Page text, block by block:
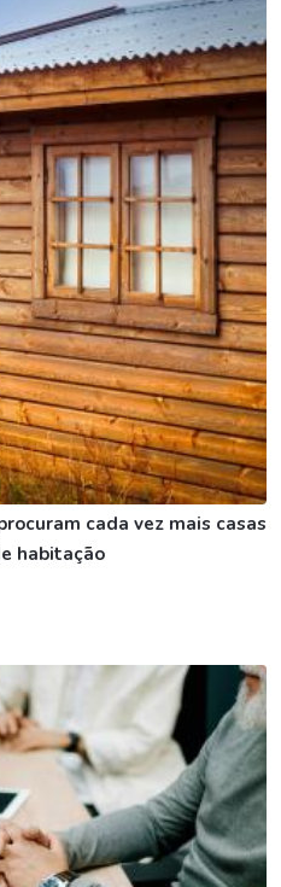
cada vez mais casas
habitação